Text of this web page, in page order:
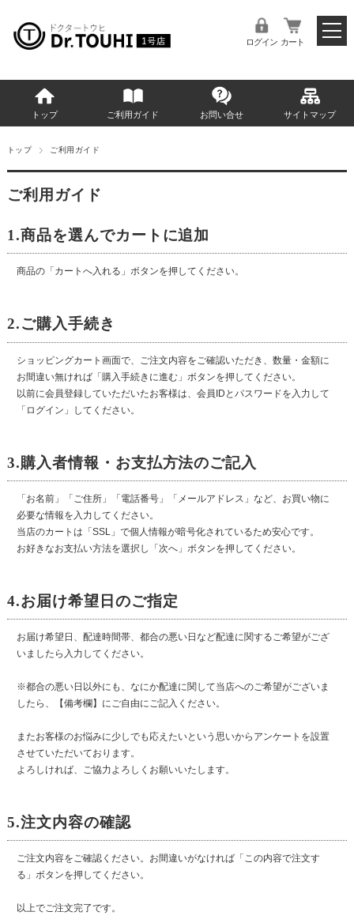
ログイン カート
トップ ご利用ガイド お問い合せ サイトマップ
トップ ご利用ガイド
ご利用ガイド
1.商品を選んでカートに追加
商品の「カートへ入れる」ボタンを押してください。
2.ご購入手続き
ショッピングカート画面で、ご注文内容をご確認いただき、数量・金額に
お間違い無ければ「購入手続きに進む」ボタンを押してください。
以前に会員登録していただいたお客様は、会員IDとパスワードを入力して
「ログイン」してください。
3.購入者情報・お支払方法のご記入
「お名前」「ご住所」「電話番号」「メールアドレス」など、お買い物に
必要な情報を入力してください。
当店のカートは「SSL」で個人情報が暗号化されているため安心です。
お好きなお支払い方法を選択し「次へ」ボタンを押してください。
4.お届け希望日のご指定
お届け希望日、配達時間帯、都合の悪い日など配達に関するご希望がござ
いましたら入力してください。
※都合の悪い日以外にも、なにか配達に関して当店へのご希望がございま
したら、【備考欄】にご自由にご記入ください。
またお客様のお悩みに少しでも応えたいという思いからアンケートを設置
させていただいております。
よろしければ、ご協力よろしくお願いいたします。
5.注文内容の確認
ご注文内容をご確認ください。お間違いがなければ「この内容で注文す
る」ボタンを押してください。
以上でご注文完了です。